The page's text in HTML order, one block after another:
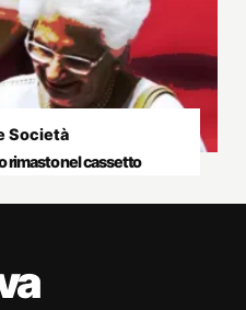
Società
rimasto nel cassetto